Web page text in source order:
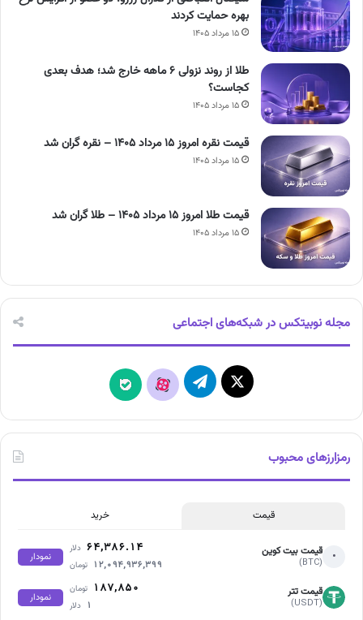
بهره حمایت کردند
۱۵ مرداد ۱۴۰۵
طلا از روند نزولی ۶ ماهه خارج شد؛ هدف بعدی
کجاست؟
۱۵ مرداد ۱۴۰۵
قیمت نقره امروز ۱۵ مرداد ۱۴۰۵ – نقره گران شد
۱۵ مرداد ۱۴۰۵
قیمت طلا امروز ۱۵ مرداد ۱۴۰۵ – طلا گران شد
۱۵ مرداد ۱۴۰۵
مجله نوبیتکس در شبکه‌های اجتماعی
X تلگرام آپارات بله
رمزارزهای محبوب
قیمت خرید
• قیمت بیت کوین
(BTC)
۶۴,۳۸۶.۱۴ دلار
۱۲,۰۹۴,۹۳۶,۳۹۹ تومان
نمودار
قیمت تتر
(USDT)
۱۸۷,۸۵۰ تومان
۱ دلار
نمودار